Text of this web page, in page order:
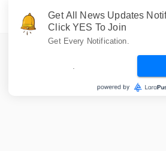
Get All News Updates
Click YES To Join
Get Every Notification.